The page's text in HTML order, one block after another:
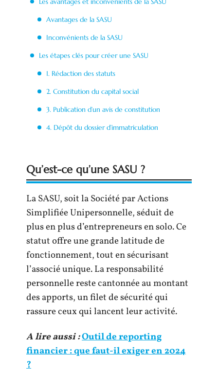
Avantages de la SASU
Inconvénients de la SASU
Les étapes clés pour créer une SASU
1. Rédaction des statuts
2. Constitution du capital social
3. Publication d’un avis de constitution
4. Dépôt du dossier d’immatriculation
Qu’est-ce qu’une SASU ?
La SASU, soit la Société par Actions
Simplifiée Unipersonnelle, séduit de
plus en plus d’entrepreneurs en solo. Ce
statut offre une grande latitude de
fonctionnement, tout en sécurisant
l’associé unique. La responsabilité
personnelle reste cantonnée au montant
des apports, un filet de sécurité qui
rassure ceux qui lancent leur activité.
A lire aussi :Outil de reporting
financier : que faut-il exiger en 2024
?